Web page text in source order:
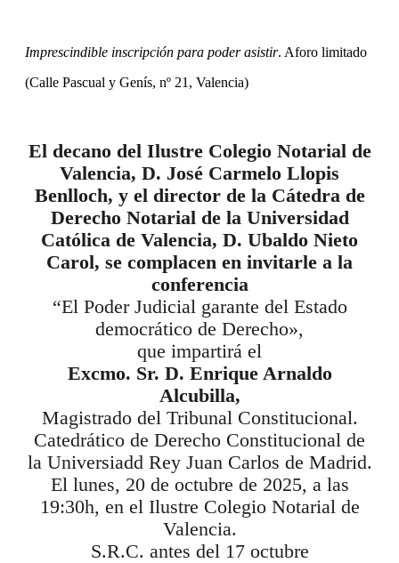
Imprescindible inscripción para poder asistir. Aforo limitado
(Calle Pascual y Genís, nº 21, Valencia)
El decano del Ilustre Colegio Notarial de
Valencia, D. José Carmelo Llopis
Benlloch, y el director de la Cátedra de
Derecho Notarial de la Universidad
Católica de Valencia, D. Ubaldo Nieto
Carol, se complacen en invitarle a la
conferencia
“El Poder Judicial garante del Estado
democrático de Derecho»,
que impartirá el
Excmo. Sr. D. Enrique Arnaldo
Alcubilla,
Magistrado del Tribunal Constitucional.
Catedrático de Derecho Constitucional de
la Universiadd Rey Juan Carlos de Madrid.
El lunes, 20 de octubre de 2025, a las
19:30h, en el Ilustre Colegio Notarial de
Valencia.
S.R.C. antes del 17 octubre